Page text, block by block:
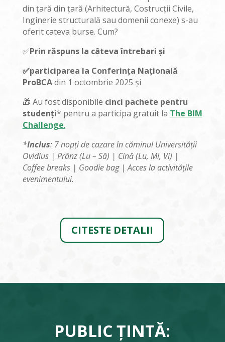
din țară din țară (Arhitectură, Costrucții Civile,
Inginerie structurală sau domenii conexe) s-au
oferit cateva burse. Cum?
✅Prin răspuns la câteva întrebari și
✅participarea la Conferința Națională
ProBCAdin 1 octombrie 2025 și
🎁 Au fost disponibile cinci pachete pentru
studenți* pentru a participa gratuit la The BIM
Challenge.
*Inclus: 7 nopți de cazare în căminul Universității
Ovidius | Prânz (Lu – Sâ) | Cină (Lu, Mi, Vi) |
Coffee breaks | Goodie bag | Acces la activitățile
evenimentului.
CITESTE DETALII
PUBLIC ȚINTĂ: